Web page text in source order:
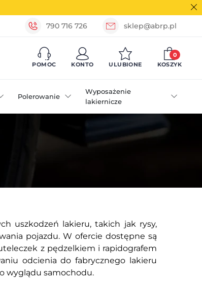
790 716 726 sklep@abrp.pl
POMOC KONTO ULUBIONE KOSZYK
0
Polerowanie
Wyposażenie
lakiernicze
uszkodzeń lakieru, takich jak rysy,
pojazdu. W ofercie dostępne są
z pędzelkiem i rapidografem
odcienia do fabrycznego lakieru
wyglądu samochodu.